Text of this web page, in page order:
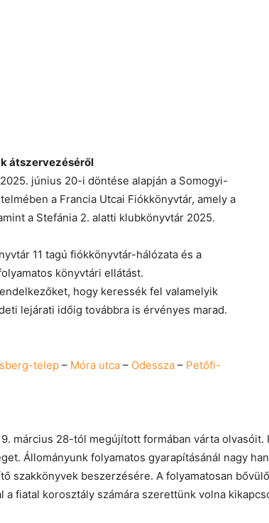
átszervezéséről
június 20-i döntése alapján a Somogyi-
a Francia Utcai Fiókkönyvtár, amely a
a Stefánia 2. alatti klubkönyvtár 2025.
11 tagú fiókkönyvtár-hálózata és a
könyvtári ellátást.
hogy keressék fel valamelyik
lejárati időig továbbra is érvényes marad.
telep – Móra utca – Odessza – Petőfi-
március 28-tól megújított formában várta
Állományunk folyamatos gyarapításánál nagy
szakkönyvek beszerzésére. A folyamatosan
fiatal korosztály számára szerettünk volna